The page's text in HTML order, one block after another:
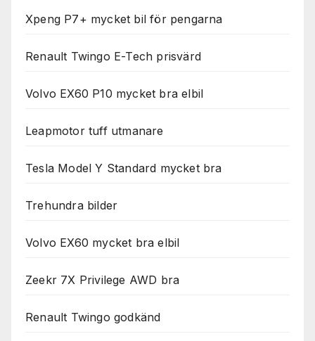
Xpeng P7+ mycket bil för pengarna
Renault Twingo E-Tech prisvärd
Volvo EX60 P10 mycket bra elbil
Leapmotor tuff utmanare
Tesla Model Y Standard mycket bra
Trehundra bilder
Volvo EX60 mycket bra elbil
Zeekr 7X Privilege AWD bra
Renault Twingo godkänd